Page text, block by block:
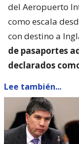
del Aeropuerto
como escala
con destino a
de pasaportes
declarados
Lee también...